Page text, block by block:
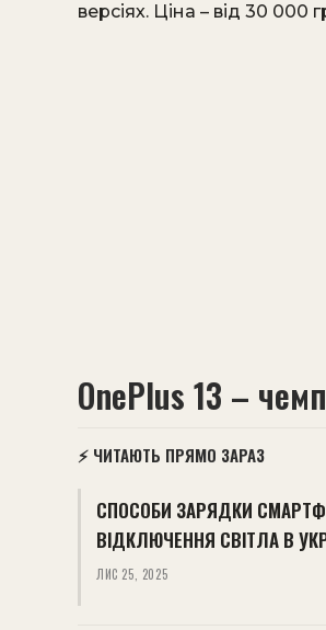
версіях. Ціна – від 30 000
OnePlus 13 –
⚡ ЧИТАЮТЬ ПРЯМО ЗАРАЗ
СПОСОБИ ЗАРЯДКИ
ВІДКЛЮЧЕННЯ СВІТЛА В
ЛИС 25, 2025